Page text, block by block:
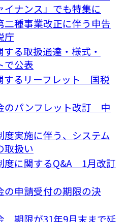
ナンス」でも特集に
二種事業改正に伴う申告
庁
る取扱通達・様式・
で公表
するリーフレット 国税
のパンフレット改訂 中
実施に伴う、システム
取扱い
度に関するQ&A 1月改訂
申請受付の期限の決
期限が31年9月末まで延